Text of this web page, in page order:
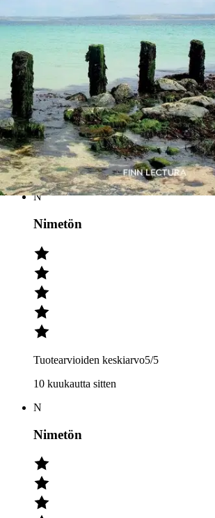
Tuotearvioiden keskiarvo4,3/5
(3)arviota
Julkaisemme tuotearvioita vain varmistetuista
kirjoittaa asiakkaat, jotka ovat käyttäneet S-
tai verkkokaupassa.
N
Nimetön
Tuotearvioiden keskiarvo5/5
10 kuukautta sitten
N
Nimetön